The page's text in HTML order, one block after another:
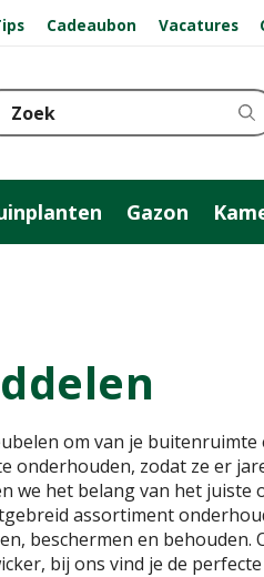
Cadeaubon Vacatures
Gazon
om van je
onderhouden, zodat ze er
we het belang van het juiste
assortiment
beschermen en behouden.
bij ons vind je de